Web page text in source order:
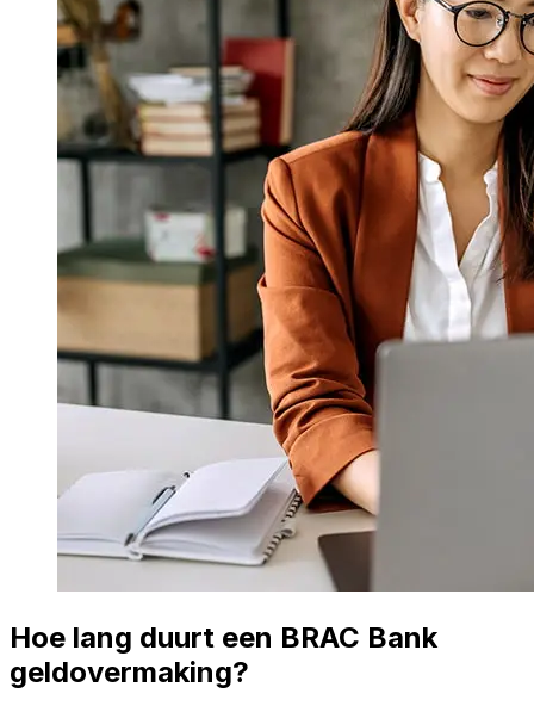
Hoe lang duurt een BRAC Bank
geldovermaking?